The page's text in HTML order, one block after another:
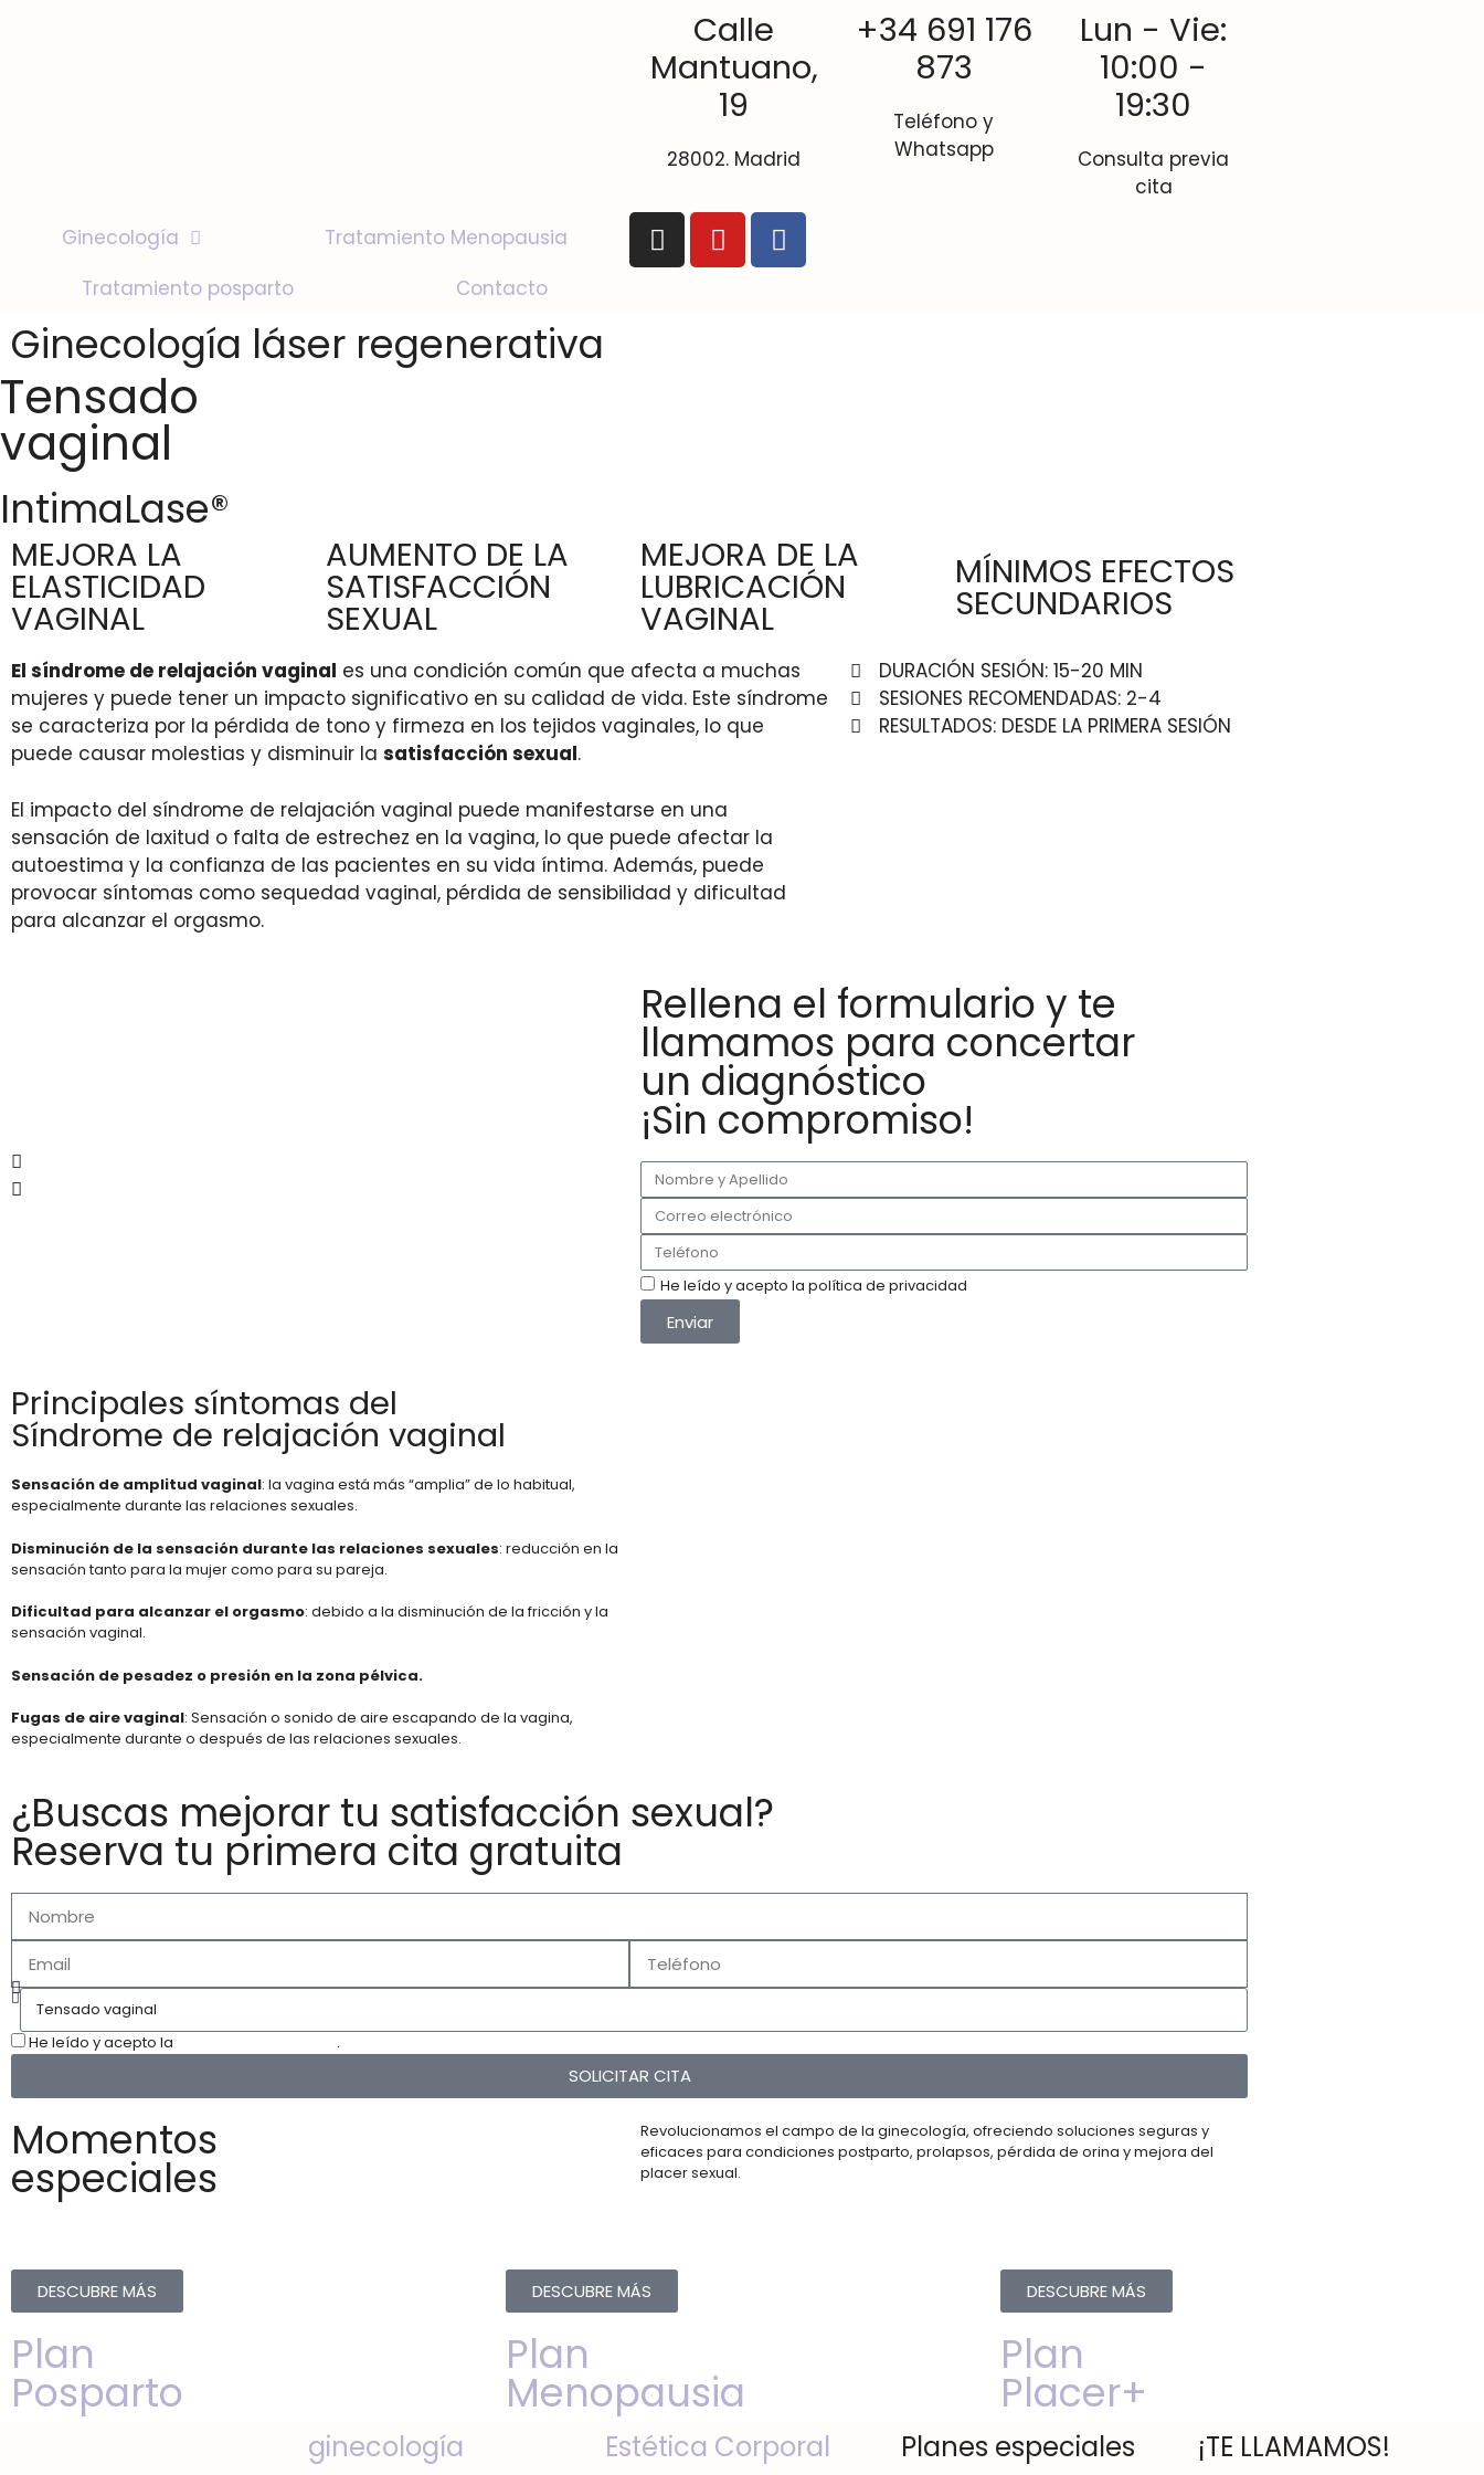
Calle
Mantuano,
19
28002. Madrid
+34 691 176
873
Teléfono y
Whatsapp
Lun - Vie:
10:00 -
19:30
Consulta previa
cita
Ginecología
Tratamiento Menopausia
Tratamiento posparto
Contacto
Ginecología láser regenerativa
Tensado
vaginal
IntimaLase®
MEJORA LA
ELASTICIDAD
VAGINAL
AUMENTO DE LA
SATISFACCIÓN
SEXUAL
MEJORA DE LA
LUBRICACIÓN
VAGINAL
MÍNIMOS EFECTOS
SECUNDARIOS
El síndrome de relajación vaginal es una condición común que afecta a muchas
mujeres y puede tener un impacto significativo en su calidad de vida. Este síndrome
se caracteriza por la pérdida de tono y firmeza en los tejidos vaginales, lo que
puede causar molestias y disminuir la satisfacción sexual.
El impacto del síndrome de relajación vaginal puede manifestarse en una
sensación de laxitud o falta de estrechez en la vagina, lo que puede afectar la
autoestima y la confianza de las pacientes en su vida íntima. Además, puede
provocar síntomas como sequedad vaginal, pérdida de sensibilidad y dificultad
para alcanzar el orgasmo.
DURACIÓN SESIÓN: 15-20 MIN
SESIONES RECOMENDADAS: 2-4
RESULTADOS: DESDE LA PRIMERA SESIÓN
Rellena el formulario y te
llamamos para concertar
un diagnóstico
¡Sin compromiso!
He leído y acepto la política de privacidad
Enviar
Principales síntomas del
Síndrome de relajación vaginal
Sensación de amplitud vaginal: la vagina está más “amplia” de lo habitual,
especialmente durante las relaciones sexuales.
Disminución de la sensación durante las relaciones sexuales: reducción en la
sensación tanto para la mujer como para su pareja.
Dificultad para alcanzar el orgasmo: debido a la disminución de la fricción y la
sensación vaginal.
Sensación de pesadez o presión en la zona pélvica.
Fugas de aire vaginal: Sensación o sonido de aire escapando de la vagina,
especialmente durante o después de las relaciones sexuales.
¿Buscas mejorar tu satisfacción sexual?
Reserva tu primera cita gratuita
He leído y acepto la .
SOLICITAR CITA
Momentos
especiales
Revolucionamos el campo de la ginecología, ofreciendo soluciones seguras y
eficaces para condiciones postparto, prolapsos, pérdida de orina y mejora del
placer sexual.
DESCUBRE MÁS
Plan
Posparto
DESCUBRE MÁS
Plan
Menopausia
DESCUBRE MÁS
Plan
Placer+
ginecología Estética Corporal Planes especiales ¡TE LLAMAMOS!